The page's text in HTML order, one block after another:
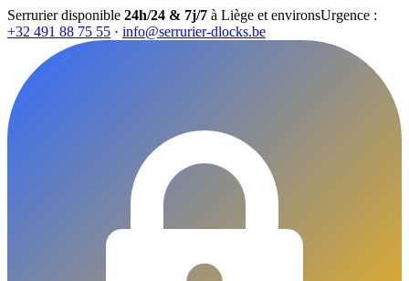
Serrurier disponible 24h/24 & 7j/7 à Liège et environsUrgence :
+32 491 88 75 55 · info@serrurier-dlocks.be